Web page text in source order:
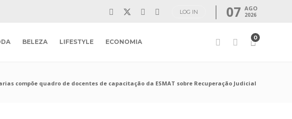
LOG IN 07 AGO
2026
BELEZA LIFESTYLE ECONOMIA
0
compõe quadro de docentes de capacitação da ESMAT sobre Recuperação Judicial